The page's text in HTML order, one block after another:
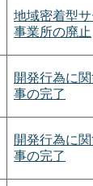
地域密着型
事業所の廃止
開発行為に
事の完了
開発行為に
事の完了